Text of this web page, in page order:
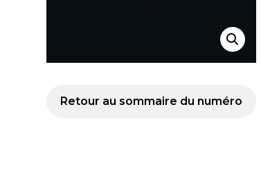
Retour au sommaire du numéro